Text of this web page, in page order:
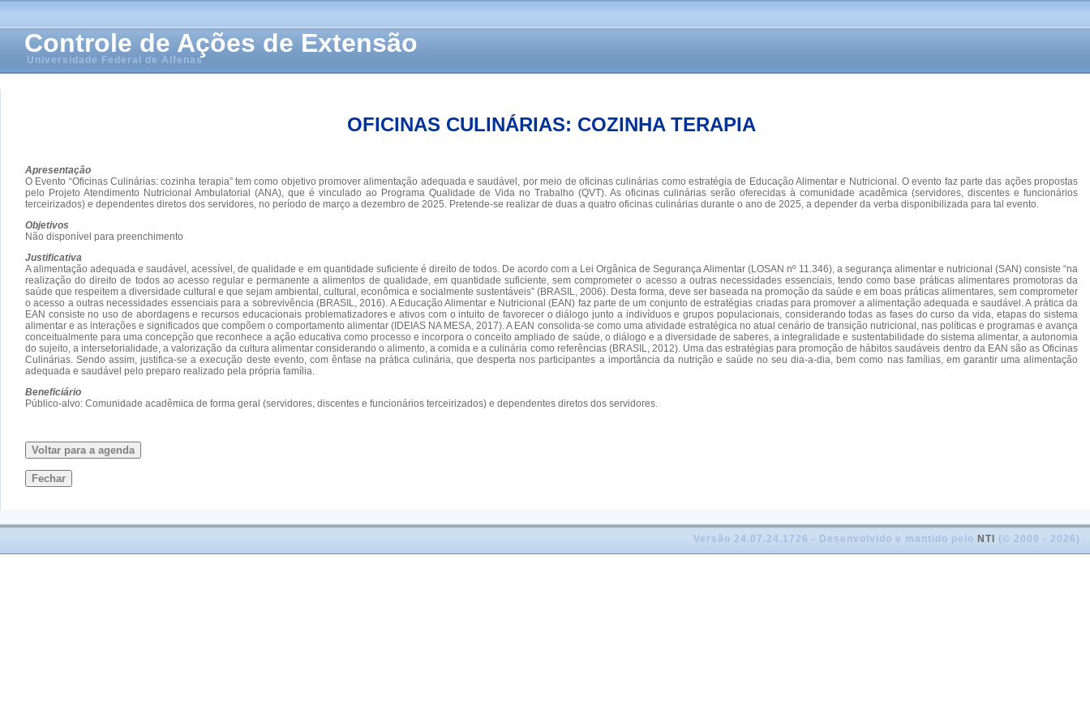
Controle de Ações de Extensão
Universidade Federal de Alfenas
OFICINAS CULINÁRIAS: COZINHA TERAPIA
Apresentação
O Evento “Oficinas Culinárias: cozinha terapia” tem como objetivo promover alimentação adequada e saudável, por meio de oficinas culinárias como estratégia de Educação Alimentar e Nutricional. O evento faz parte das ações propostas
pelo Projeto Atendimento Nutricional Ambulatorial (ANA), que é vinculado ao Programa Qualidade de Vida no Trabalho (QVT). As oficinas culinárias serão oferecidas à comunidade acadêmica (servidores, discentes e funcionários
terceirizados) e dependentes diretos dos servidores, no período de março a dezembro de 2025. Pretende-se realizar de duas a quatro oficinas culinárias durante o ano de 2025, a depender da verba disponibilizada para tal evento.
Objetivos
Não disponível para preenchimento
Justificativa
A alimentação adequada e saudável, acessível, de qualidade e em quantidade suficiente é direito de todos. De acordo com a Lei Orgânica de Segurança Alimentar (LOSAN nº 11.346), a segurança alimentar e nutricional (SAN) consiste “na
realização do direito de todos ao acesso regular e permanente a alimentos de qualidade, em quantidade suficiente, sem comprometer o acesso a outras necessidades essenciais, tendo como base práticas alimentares promotoras da
saúde que respeitem a diversidade cultural e que sejam ambiental, cultural, econômica e socialmente sustentáveis” (BRASIL, 2006). Desta forma, deve ser baseada na promoção da saúde e em boas práticas alimentares, sem comprometer
o acesso a outras necessidades essenciais para a sobrevivência (BRASIL, 2016). A Educação Alimentar e Nutricional (EAN) faz parte de um conjunto de estratégias criadas para promover a alimentação adequada e saudável. A prática da
EAN consiste no uso de abordagens e recursos educacionais problematizadores e ativos com o intuito de favorecer o diálogo junto a indivíduos e grupos populacionais, considerando todas as fases do curso da vida, etapas do sistema
alimentar e as interações e significados que compõem o comportamento alimentar (IDEIAS NA MESA, 2017). A EAN consolida-se como uma atividade estratégica no atual cenário de transição nutricional, nas políticas e programas e avança
conceitualmente para uma concepção que reconhece a ação educativa como processo e incorpora o conceito ampliado de saúde, o diálogo e a diversidade de saberes, a integralidade e sustentabilidade do sistema alimentar, a autonomia
do sujeito, a intersetorialidade, a valorização da cultura alimentar considerando o alimento, a comida e a culinária como referências (BRASIL, 2012). Uma das estratégias para promoção de hábitos saudáveis dentro da EAN são as Oficinas
Culinárias. Sendo assim, justifica-se a execução deste evento, com ênfase na prática culinária, que desperta nos participantes a importância da nutrição e saúde no seu dia-a-dia, bem como nas famílias, em garantir uma alimentação
adequada e saudável pelo preparo realizado pela própria família.
Beneficiário
Público-alvo: Comunidade acadêmica de forma geral (servidores, discentes e funcionários terceirizados) e dependentes diretos dos servidores.
Voltar para a agenda
Fechar
Versão 24.07.24.1726 - Desenvolvido e mantido pelo NTI (© 2009 - 2026)